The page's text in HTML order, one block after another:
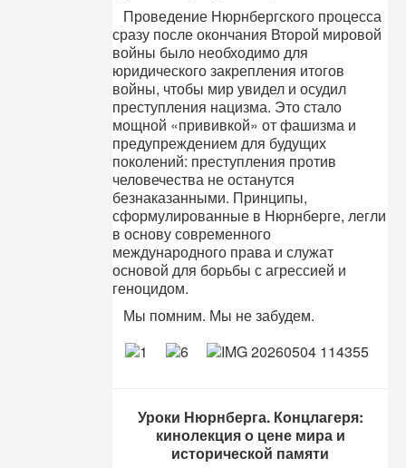
Проведение Нюрнбергского процесса
сразу после окончания Второй мировой
войны было необходимо для
юридического закрепления итогов
войны, чтобы мир увидел и осудил
преступления нацизма. Это стало
мощной «прививкой» от фашизма и
предупреждением для будущих
поколений: преступления против
человечества не останутся
безнаказанными. Принципы,
сформулированные в Нюрнберге, легли
в основу современного
международного права и служат
основой для борьбы с агрессией и
геноцидом.
Мы помним. Мы не забудем.
Уроки Нюрнберга. Концлагеря:
кинолекция о цене мира и
исторической памяти